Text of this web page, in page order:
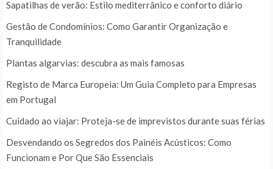
Sapatilhas de verão: Estilo mediterrânico e conforto diário
Gestão de Condomínios: Como Garantir Organização e
Tranquilidade
Plantas algarvias: descubra as mais famosas
Registo de Marca Europeia: Um Guia Completo para Empresas
em Portugal
Cuidado ao viajar: Proteja-se de imprevistos durante suas férias
Desvendando os Segredos dos Painéis Acústicos: Como
Funcionam e Por Que São Essenciais